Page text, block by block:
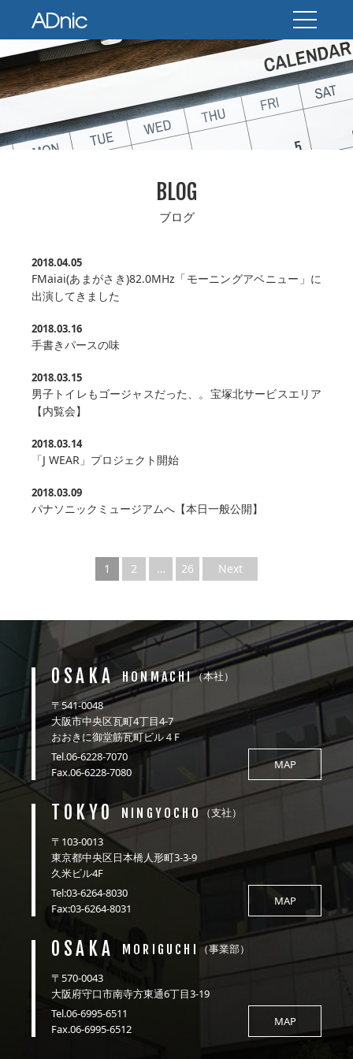
BLOG
ブログ
2018.04.05
FMaiai(あまがさき)82.0MHz「モーニングアベニュー」に
出演してきました
2018.03.16
手書きパースの味
2018.03.15
男子トイレもゴージャスだった、。宝塚北サービスエリア
【内覧会】
2018.03.14
「J WEAR」プロジェクト開始
2018.03.09
パナソニックミュージアムへ【本日一般公開】
1 2 … 26 Next
OSAKA HONMACHI（本社）
〒541-0048
大阪市中央区瓦町4丁目4-7
おおきに御堂筋瓦町ビル４F
Tel.06-6228-7070
Fax.06-6228-7080
MAP
TOKYO NINGYOCHO（支社）
〒103-0013
東京都中央区日本橋人形町3-3-9
久米ビル4F
Tel:03-6264-8030
Fax:03-6264-8031
MAP
OSAKA MORIGUCHI （事業部）
〒570-0043
大阪府守口市南寺方東通6丁目3-19
Tel.06-6995-6511
Fax.06-6995-6512
MAP